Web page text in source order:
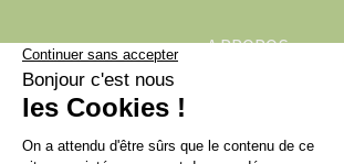
A PROPOS
L'histoire de JUJU'S
JUJU'S Activations
JUJU'S Traiteur